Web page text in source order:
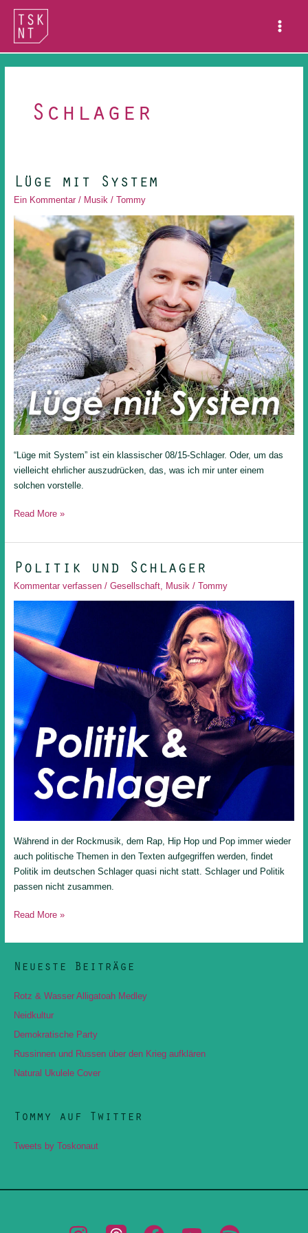
Zum
springen
Menu
Schlager
Lüge mit System
Ein Kommentar / Musik/ Tommy
“Lüge mit System” ist ein klassischer 08/15-Schlager. Oder, um das
vielleicht ehrlicher auszudrücken, das, was ich mir unter einem
solchen vorstelle.
Lüge
Read More »
Politik und Schlager
Kommentar verfassen / Gesellschaft, Musik / Tommy
Während in der Rockmusik, dem Rap, Hip Hop und Pop immer wieder
auch politische Themen in den Texten aufgegriffen werden, findet
Politik im deutschen Schlager quasi nicht statt. Schlager und Politik
passen nicht zusammen.
Politik
Read More »
Neueste Beiträge
Rotz & Wasser Alligatoah Medley
Neidkultur
Demokratische Party
Russinnen und Russen über den Krieg aufklären
Natural Ukulele Cover
Tommy auf Twitter
Tweets by Toskonaut